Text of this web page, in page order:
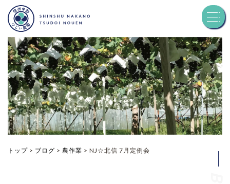
トップ
つどい農園について
品種紹介
お知らせ
トップ > ブログ > 農作業 > NJ☆北信 7月定例会